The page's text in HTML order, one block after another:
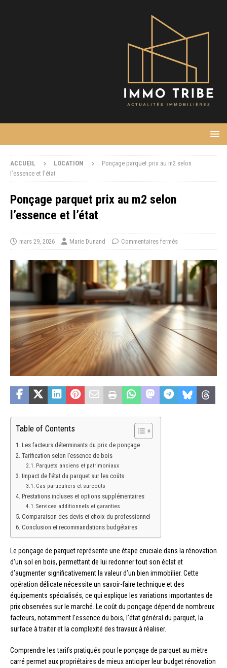
ACCUEIL LOCATION
Ponçage parquet prix au m2 selon
l’essence et l’état
Ponçage parquet prix au m2 selon
l’essence et l’état
mars 29, 2026 Marie Dunand Commentaires fermés
Table of Contents
Les facteurs déterminants du prix de ponçage
Tarification selon l’essence de bois
Parquets anciens et patrimoniaux
Impact de l’état du parquet sur les coûts
Cas particuliers et surcoûts
Prestations incluses et options supplémentaires
Services additionnels et garanties
Comparaison des devis et choix du professionnel
Conclusion et recommandations budgétaires
Le ponçage de parquet représente une étape cruciale dans la rénovation
d’un sol en bois, permettant de lui redonner tout son éclat et
d’augmenter significativement la valeur d’un bien immobilier. Cette
opération délicate nécessite un savoir-faire technique et des
équipements spécialisés, ce qui explique les variations importantes de
prix observées sur le marché. Le coût du ponçage dépend de nombreux
facteurs, notamment l’essence du bois, l’état général du parquet, la
surface à traiter et la complexité des travaux à réaliser.
Comprendre les tarifs pratiqués pour le ponçage de parquet au mètre
carré permet aux propriétaires de mieux anticiper leur budget rénovation